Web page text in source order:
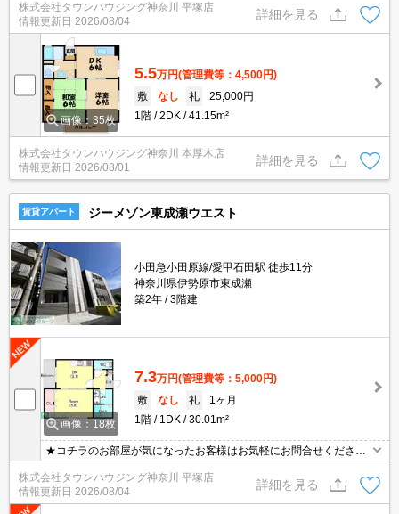
ろん、他の物件もまとめてご紹介可能です！
株式会社タウンハウジング神奈川 平塚店
情報更新日 2026/08/04
詳細を見る
画像：35枚
5.5万円(管理費等：4,500円)
敷
なし 礼
25,000円
1階
2DK 41.15m²
株式会社タウンハウジング神奈川 本厚木店
情報更新日 2026/08/01
詳細を見る
賃貸アパート ジーメゾン東成瀬ウエスト
小田急小田原線/愛甲石田駅 徒歩11分
神奈川県伊勢原市東成瀬
築2年
3階建
画像：18枚
7.3万円(管理費等：5,000円)
敷
なし 礼
1ヶ月
1階
1DK 30.01m²
★コチラのお部屋が気になったお客様はお気軽にお問合せください
ませ★専門スタッフが詳細情報をご案内させていただきます！もち
ろん、他の物件もまとめてご紹介可能です！
株式会社タウンハウジング神奈川 平塚店
情報更新日 2026/08/04
詳細を見る